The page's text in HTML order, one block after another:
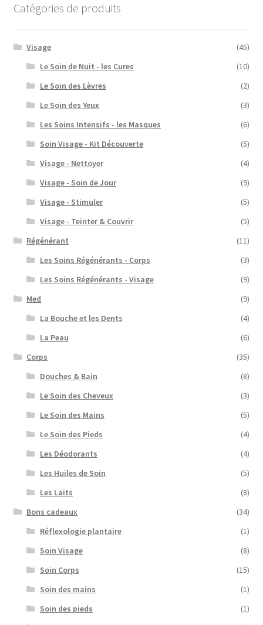
Catégories de produits
Visage
(45)
Le Soin de Nuit - les Cures
(10)
Le Soin des Lèvres
(2)
Le Soin des Yeux
(3)
Les Soins Intensifs - les Masques
(6)
Soin Visage - Kit Découverte
(5)
Visage - Nettoyer
(4)
Visage - Soin de Jour
(9)
Visage - Stimuler
(5)
Visage - Teinter & Couvrir
(5)
Régénérant
(11)
Les Soins Régénérants - Corps
(3)
Les Soins Régénérants - Visage
(9)
Med
(9)
La Bouche et les Dents
(4)
La Peau
(6)
Corps
(35)
Douches & Bain
(8)
Le Soin des Cheveux
(3)
Le Soin des Mains
(5)
Le Soin des Pieds
(4)
Les Déodorants
(4)
Les Huiles de Soin
(5)
Les Laits
(8)
Bons cadeaux
(34)
Réflexologie plantaire
(1)
Soin Visage
(8)
Soin Corps
(15)
Soin des mains
(1)
Soin des pieds
(1)